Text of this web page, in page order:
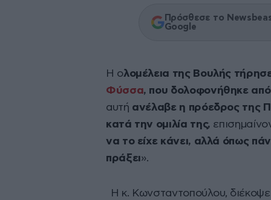
Πρόσθεσε το
Google
Η ολομέλεια της Βουλής
Φύσσα, που δολοφονήθηκε
αυτή ανέλαβε η πρόεδρος της
κατά την ομιλία της,
να το είχε κάνει, αλλά όπως
πράξει».
Η κ. Κωνσταντοπούλου, διέκοψε